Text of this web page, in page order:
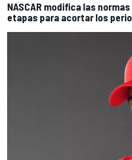
NASCAR modifica las
etapas para acortar los